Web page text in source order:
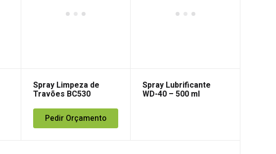
Spray Limpeza de
Travões BC530
Pedir Orçamento
Spray Lubrificante
WD-40 – 500 ml